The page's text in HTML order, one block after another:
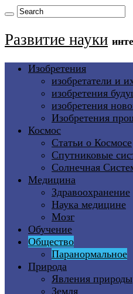
Развитие науки
Изобретения
изобретатели и
изобретения
изобретения
Изобретения
Космос
Статьи о Космосе
Спутниковые
Солнечная
Медицина
Здравоохранение
Наука медицине
Мозг
Обучение
Общество
Паранормальное
Природа
Явления природы
Земля